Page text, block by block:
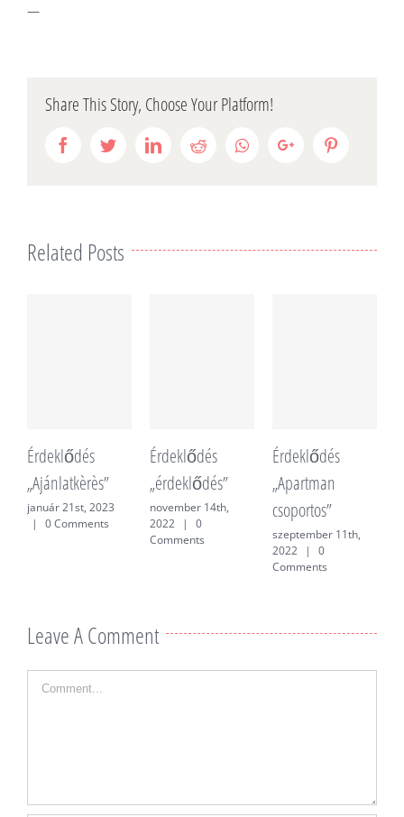
—
Share This Story, Choose Your Platform!
FacebookTwitterLinkedInRedditWhatsappGoogle+
Related Posts
Érdeklődés
„Ajánlatkèrès”
január 21st, 2023
|
0 Comments
Érdeklődés
„érdeklődés”
november 14th,
2022
|
0
Comments
Érdeklődés
„Apartman
csoportos”
szeptember 11th,
2022
|
0
Comments
Leave A Comment
Comment